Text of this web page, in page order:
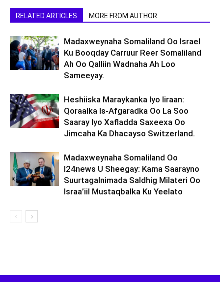
RELATED ARTICLES MORE FROM AUTHOR
Madaxweynaha Somaliland Oo Israel
Ku Booqday Carruur Reer Somaliland
Ah Oo Qalliin Wadnaha Ah Loo
Sameeyay.
Heshiiska Maraykanka Iyo Iiraan:
Qoraalka Is-Afgaradka Oo La Soo
Saaray Iyo Xafladda Saxeexa Oo
Jimcaha Ka Dhacayso Switzerland.
Madaxweynaha Somaliland Oo
I24news U Sheegay: Kama Saarayno
Suurtagalnimada Saldhig Milateri Oo
Israa’iil Mustaqbalka Ku Yeelato